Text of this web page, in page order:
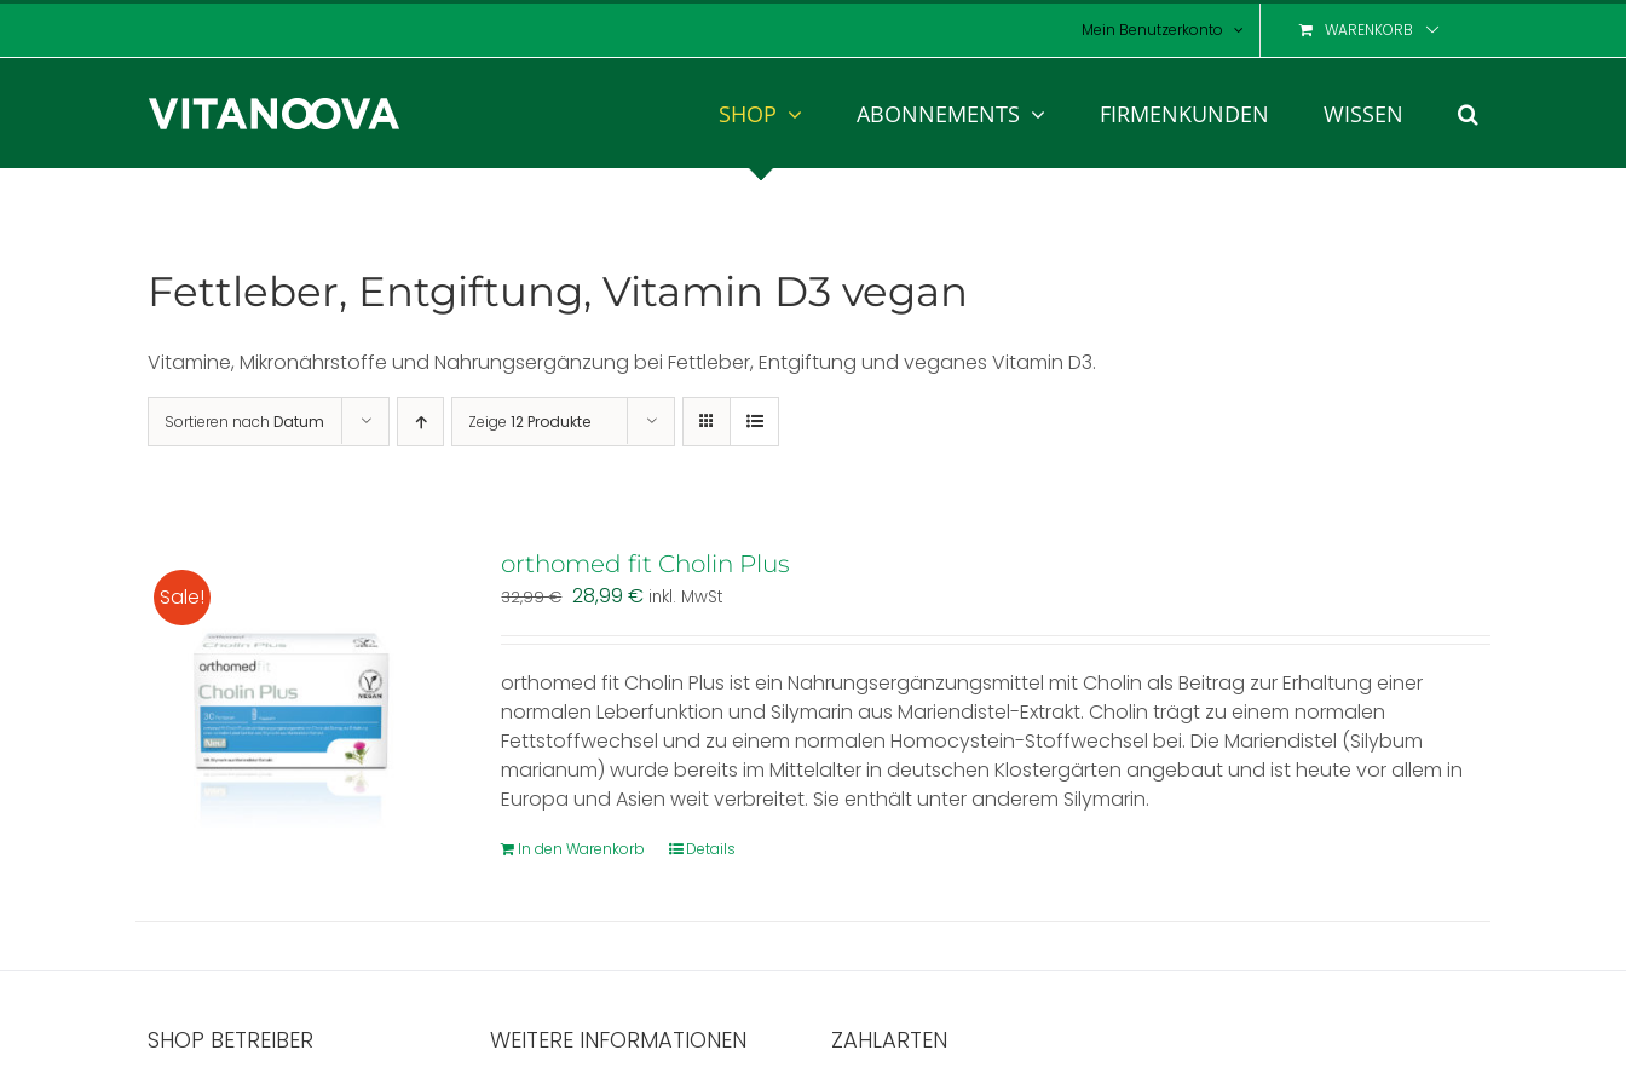
Zum
Mein Benutzerkonto WARENKORB
SHOP ABONNEMENTS FIRMENKUNDEN WISSEN
Fettleber, Entgiftung, Vitamin D3 vegan
Vitamine, Mikronährstoffe und Nahrungsergänzung bei Fettleber, Entgiftung und veganes Vitamin D3.
Sortieren nach Datum Zeige 12 Produkte
Sale!
orthomed fit Cholin Plus
32,99€ Ursprünglicher
32,99 €
28,99€Aktueller
28,99 €.
inkl. MwSt
orthomed fit Cholin Plus ist ein Nahrungsergänzungsmittel mit Cholin als Beitrag zur Erhaltung einer
normalen Leberfunktion und Silymarin aus Mariendistel-Extrakt. Cholin trägt zu einem normalen
Fettstoffwechsel und zu einem normalen Homocystein-Stoffwechsel bei. Die Mariendistel (Silybum
marianum) wurde bereits im Mittelalter in deutschen Klostergärten angebaut und ist heute vor allem in
Europa und Asien weit verbreitet. Sie enthält unter anderem Silymarin.
In den Warenkorb Details
SHOP BETREIBER WEITERE INFORMATIONEN ZAHLARTEN